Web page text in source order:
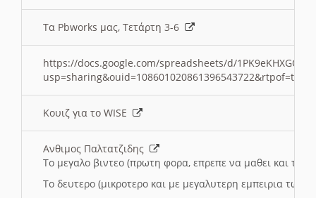
Τα Pbworks μας, Τετάρτη 3-6
https://docs.google.com/spreadsheets/d/
Κουιζ για το WISE
Ανθιμος Παλτατζιδης
Το μεγαλο βιντεο (πρωτη φορα, επρεπε να μαθει και το
Το δευτερο (μικροτερο και με μεγαλυτερη εμπειρια